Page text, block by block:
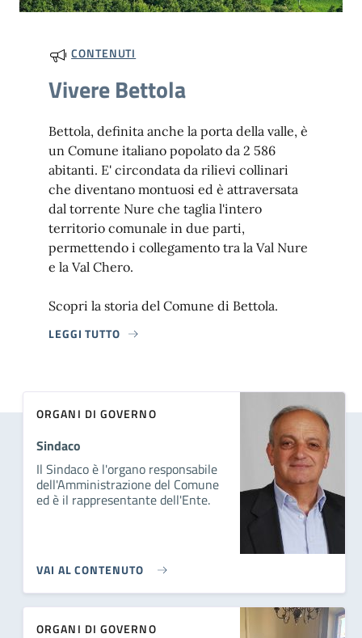
CONTENUTI
Vivere Bettola
Bettola, definita anche la porta della valle, è
un Comune italiano popolato da 2 586
abitanti. E' circondata da rilievi collinari
che diventano montuosi ed è attraversata
dal torrente Nure che taglia l'intero
territorio comunale in due parti,
permettendo i collegamento tra la Val Nure
e la Val Chero.
Scopri la storia del Comune di Bettola.
LEGGI TUTTO
ORGANI DI GOVERNO
Sindaco
Il Sindaco è l'organo responsabile
dell'Amministrazione del Comune
ed è il rappresentante dell'Ente.
VAI AL CONTENUTO
ORGANI DI GOVERNO